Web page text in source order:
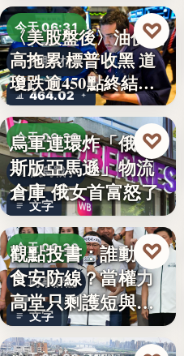
今天 06:31
美股財經
464.02
〈美股盤後〉油價走
高拖累 標普收黑 道
瓊跌逾450點終結…
♡
今天 06:30
俄烏戰爭
文字
烏軍連環炸「俄羅
斯版亞馬遜」物流
倉庫 俄女首富怒了
♡
今天 06:30
時事評論
文字
觀點投書：誰動了
食安防線？當權力
高堂只剩護短與卸
責
♡